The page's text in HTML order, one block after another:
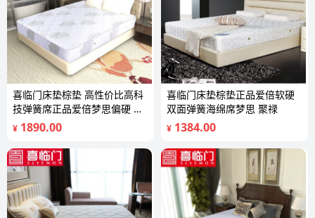
喜临门床垫棕垫 高性价比高科
技弹簧席正品爱倍梦思偏硬 倾
慕
¥ 1890.00
喜临门床垫棕垫正品爱倍软硬
双面弹簧海绵席梦思 聚禄
¥ 1384.00